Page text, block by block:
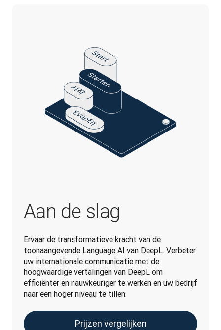
Aan de slag
Ervaar de transformatieve kracht van de
toonaangevende Language AI van DeepL. Verbeter
uw internationale communicatie met de
hoogwaardige vertalingen van DeepL om
efficiënter en nauwkeuriger te werken en uw bedrijf
naar een hoger niveau te tillen.
Prijzen vergelijken